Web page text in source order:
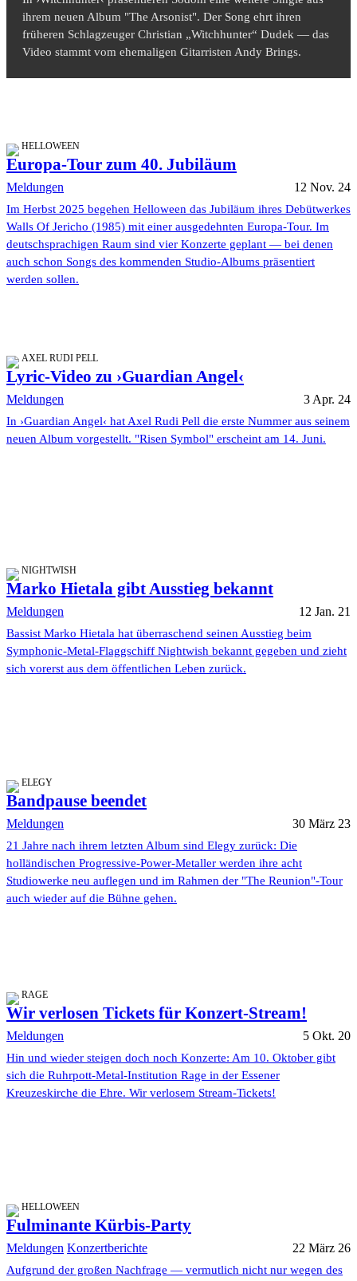
ihrem neuen Album "The Arsonist". Der Song ehrt ihren
früheren Schlagzeuger Christian „Witchhunter“ Dudek — das
Video stammt vom ehemaligen Gitarristen Andy Brings.
HELLOWEEN
Europa-Tour zum 40. Jubiläum
Meldungen 12 Nov. 24
Im Herbst 2025 begehen Helloween das Jubiläum ihres Debütwerkes
Walls Of Jericho (1985) mit einer ausgedehnten Europa-Tour. Im
deutschsprachigen Raum sind vier Konzerte geplant — bei denen
auch schon Songs des kommenden Studio-Albums präsentiert
werden sollen.
AXEL RUDI PELL
Lyric-Video zu ›Guardian Angel‹
Meldungen 3 Apr. 24
In ›Guardian Angel‹ hat Axel Rudi Pell die erste Nummer aus seinem
neuen Album vorgestellt. "Risen Symbol" erscheint am 14. Juni.
NIGHTWISH
Marko Hietala gibt Ausstieg bekannt
Meldungen 12 Jan. 21
Bassist Marko Hietala hat überraschend seinen Ausstieg beim
Symphonic-Metal-Flaggschiff Nightwish bekannt gegeben und zieht
sich vorerst aus dem öffentlichen Leben zurück.
ELEGY
Bandpause beendet
Meldungen 30 März 23
21 Jahre nach ihrem letzten Album sind Elegy zurück: Die
holländischen Progressive-Power-Metaller werden ihre acht
Studiowerke neu auflegen und im Rahmen der "The Reunion"-Tour
auch wieder auf die Bühne gehen.
RAGE
Wir verlosen Tickets für Konzert-Stream!
Meldungen 5 Okt. 20
Hin und wieder steigen doch noch Konzerte: Am 10. Oktober gibt
sich die Ruhrpott-Metal-Institution Rage in der Essener
Kreuzeskirche die Ehre. Wir verlosem Stream-Tickets!
HELLOWEEN
Fulminante Kürbis-Party
Meldungen Konzertberichte 22 März 26
Aufgrund der großen Nachfrage — vermutlich nicht nur wegen des